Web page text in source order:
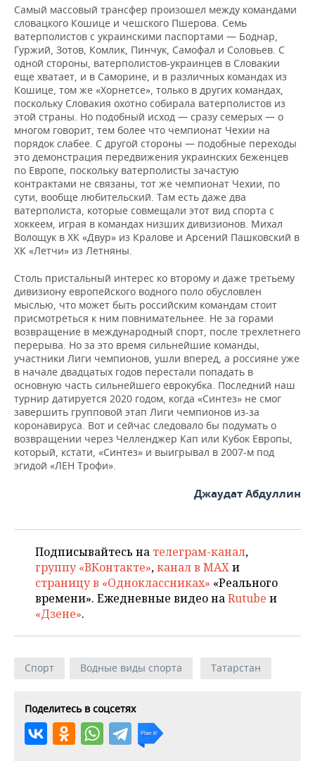
Самый массовый трансфер произошел между командами
словацкого Кошице и чешского Пшерова. Семь
ватерполистов с украинскими паспортами — Боднар,
Гуржий, Зотов, Комлик, Пинчук, Самофал и Соловьев. С
одной стороны, ватерполистов-украинцев в Словакии
еще хватает, и в Саморине, и в различных командах из
Кошице, том же «Хорнетсе», только в других командах,
поскольку Словакия охотно собирала ватерполистов из
этой страны. Но подобный исход — сразу семерых — о
многом говорит, тем более что чемпионат Чехии на
порядок слабее. С другой стороны — подобные переходы
это демонстрация передвижения украинских беженцев
по Европе, поскольку ватерполисты зачастую
контрактами не связаны, тот же чемпионат Чехии, по
сути, вообще любительский. Там есть даже два
ватерполиста, которые совмещали этот вид спорта с
хоккеем, играя в командах низших дивизионов. Михал
Волощук в ХК «Двур» из Кралове и Арсений Пашковский в
ХК «Летчи» из Летняны.
Столь пристальный интерес ко второму и даже третьему
дивизиону европейского водного поло обусловлен
мыслью, что может быть российским командам стоит
присмотреться к ним повнимательнее. Не за горами
возвращение в международный спорт, после трехлетнего
перерыва. Но за это время сильнейшие команды,
участники Лиги чемпионов, ушли вперед, а россияне уже
в начале двадцатых годов перестали попадать в
основную часть сильнейшего еврокубка. Последний наш
турнир датируется 2020 годом, когда «Синтез» не смог
завершить групповой этап Лиги чемпионов из-за
коронавируса. Вот и сейчас следовало бы подумать о
возвращении через Челленджер Кап или Кубок Европы,
который, кстати, «Синтез» и выигрывал в 2007-м под
эгидой «ЛЕН Трофи».
Джаудат Абдуллин
Подписывайтесь на телеграм-канал,
группу «ВКонтакте»,канал в MAXи
страницу в «Одноклассниках» «Реального
времени». Ежедневные видео наRutube и
«Дзене».
Спорт Водные виды спорта Татарстан
Поделитесь в соцсетях